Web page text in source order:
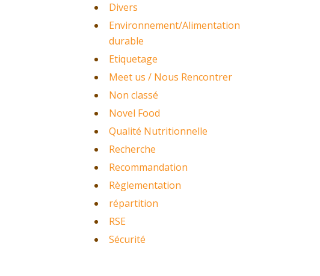
Divers
Environnement/Alimentation
durable
Etiquetage
Meet us / Nous Rencontrer
Non classé
Novel Food
Qualité Nutritionnelle
Recherche
Recommandation
Règlementation
répartition
RSE
Sécurité